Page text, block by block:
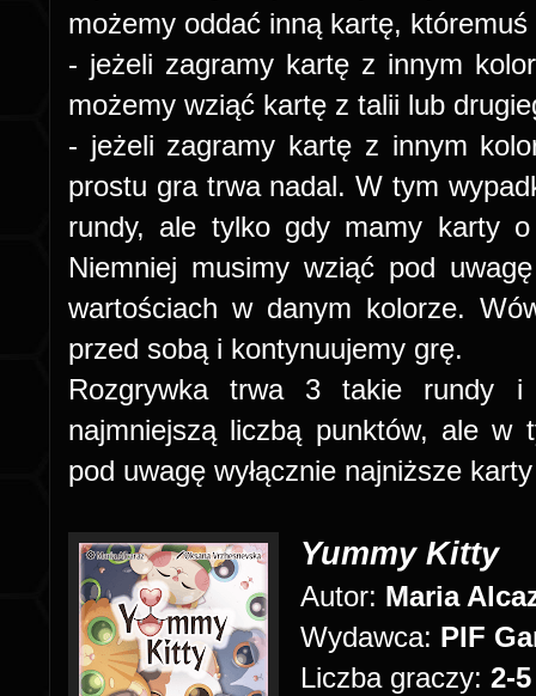
możemy oddać inną kartę,
- jeżeli zagramy kartę z innym
możemy wziąć kartę z talii lub
- jeżeli zagramy kartę z innym
prostu gra trwa nadal. W tym
rundy, ale tylko gdy mamy karty
Niemniej musimy wziąć pod
wartościach w danym kolorze.
przed sobą i kontynuujemy grę.
Rozgrywka trwa 3 takie rundy
najmniejszą liczbą punktów, ale w
pod uwagę wyłącznie najniższe
Yummy Kitty
Autor: Maria
Wydawca: PIF
Liczba graczy: 2-